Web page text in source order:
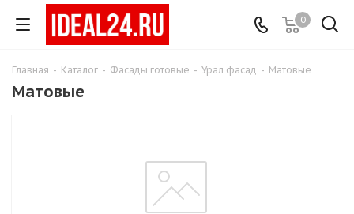
0
Главная - Каталог - Фасады готовые - Урал фасад - Матовые
Матовые